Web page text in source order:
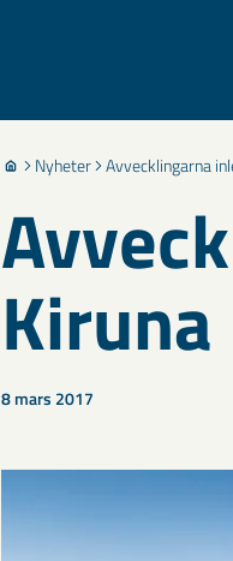
Nyheter Avvecklingarna
Kiruna
8 mars 2017